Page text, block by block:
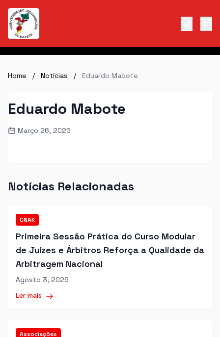
Home / Notícias / Eduardo Mabote
Eduardo Mabote
Março 26, 2025
Notícias Relacionadas
CNAK
Primeira Sessão Prática do Curso Modular
de Juízes e Árbitros Reforça a Qualidade da
Arbitragem Nacional
Agosto 3, 2026
Ler mais
Associações